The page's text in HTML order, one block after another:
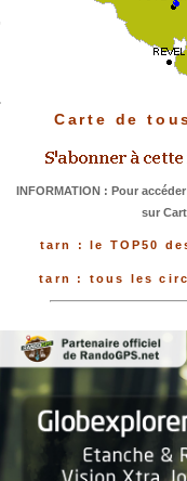
Carte de
INFORMATION : Pour
sur
tarn : le TOP50
tarn : tous les